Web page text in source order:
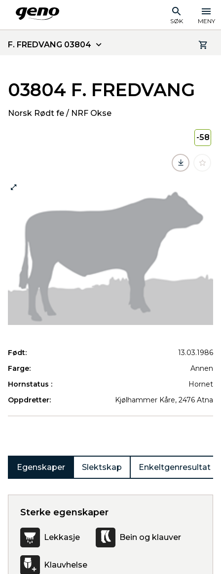
SØK MENY
F. FREDVANG 03804
03804 F. FREDVANG
Norsk Rødt fe / NRF Okse
-58
Født:
13.03.1986
Farge:
Annen
Hornstatus :
Hornet
Oppdretter:
Kjølhammer Kåre, 2476 Atna
Egenskaper Slektskap Enkeltgenresultat
Sterke egenskaper
Lekkasje Bein og klauver
Klauvhelse